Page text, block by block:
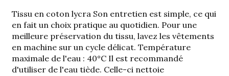
Tissu en coton lycra Son entretien est simple, ce qui
en fait un choix pratique au quotidien. Pour une
meilleure préservation du tissu, lavez les vêtements
en machine sur un cycle délicat. Température
maximale de l'eau : 40°CIl est recommandé
d'utiliser de l'eau tiède. Celle-ci nettoie